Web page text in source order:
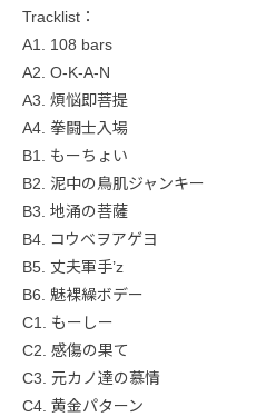
Tracklist：
A1. 108 bars
A2. O-K-A-N
A3. 煩悩即菩提
A4. 拳闘士入場
B1. もーちょい
B2. 泥中の鳥肌ジャンキー
B3. 地涌の菩薩
B4. コウベヲアゲヨ
B5. 丈夫軍手’z
B6. 魅裸繰ボデー
C1. もーしー
C2. 感傷の果て
C3. 元カノ達の慕情
C4. 黄金パターン